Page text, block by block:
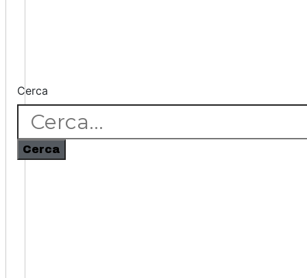
Cerca
Cerca